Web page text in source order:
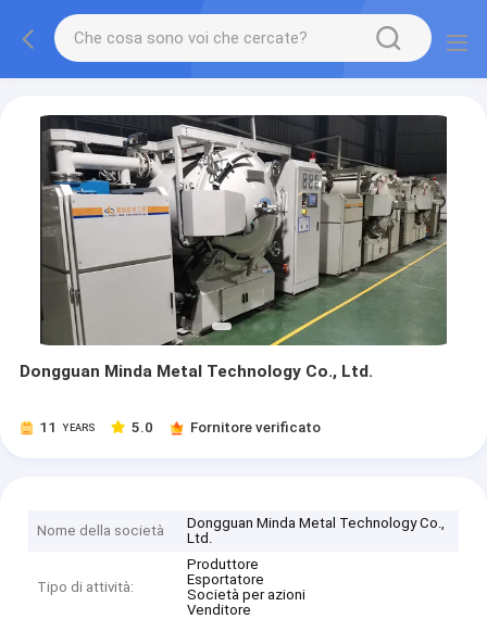
Dongguan Minda Metal Technology Co., Ltd.
11 YEARS 5.0 Fornitore verificato
Nome della società
Dongguan Minda Metal Technology Co.,
Ltd.
Tipo di attività:
Produttore
Esportatore
Società per azioni
Venditore